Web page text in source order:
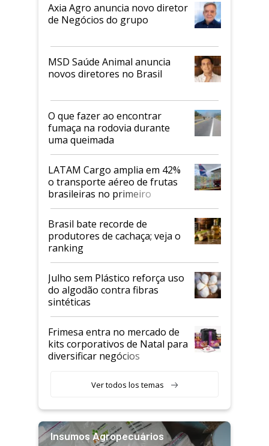
Axia Agro anuncia novo diretor
de Negócios do grupo
MSD Saúde Animal anuncia
novos diretores no Brasil
O que fazer ao encontrar
fumaça na rodovia durante
uma queimada
LATAM Cargo amplia em 42%
o transporte aéreo de frutas
brasileiras no primeiro
semestre
Brasil bate recorde de
produtores de cachaça; veja o
ranking
Julho sem Plástico reforça uso
do algodão contra fibras
sintéticas
Frimesa entra no mercado de
kits corporativos de Natal para
diversificar negócios
Ver todos los temas
Insumos Agropecuários